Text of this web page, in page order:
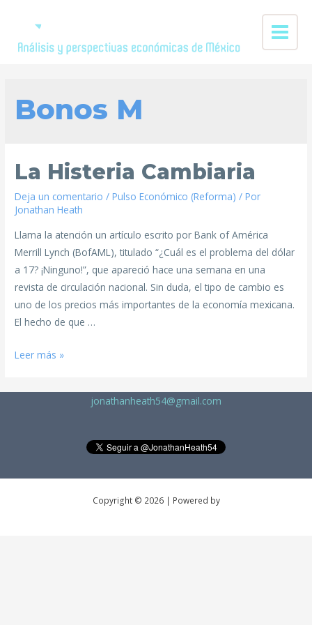
Bonos M
La Histeria Cambiaria
Deja un comentario /Pulso Económico (Reforma) / Por
Jonathan Heath
Llama la atención un artículo escrito por Bank of América
Merrill Lynch (BofAML), titulado “¿Cuál es el problema del dólar
a 17? ¡Ninguno!”, que apareció hace una semana en una
revista de circulación nacional. Sin duda, el tipo de cambio es
uno de los precios más importantes de la economía mexicana.
El hecho de que …
Leer más »
jonathanheath54@gmail.com
Copyright © 2026 | Powered by